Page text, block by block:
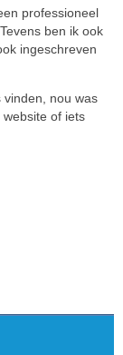
professioneel
ben ik ook
ingeschreven
vinden, nou was
of iets